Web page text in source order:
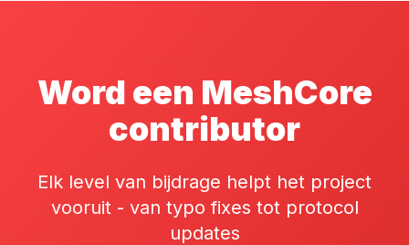
Word een MeshCore
contributor
Elk level van bijdrage helpt het project
vooruit - van typo fixes tot protocol
updates